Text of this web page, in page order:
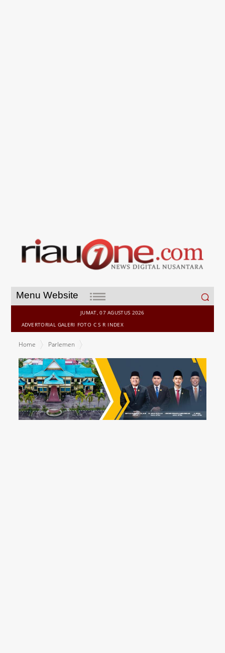
Menu Website
Search
for:
JUMAT, 07 AGUSTUS 2026
ADVERTORIAL GALERI FOTO C S R INDEX
Home
Parlemen
Kelurahan